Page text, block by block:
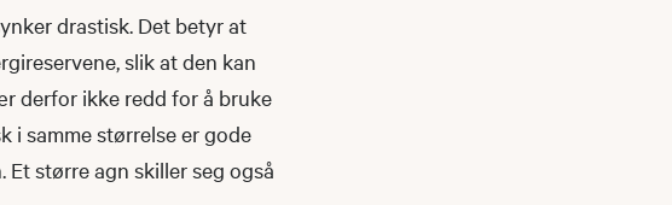
drastisk. Det betyr at
slik at den kan
derfor ikke redd for å bruke
i samme størrelse er gode
større agn skiller seg også